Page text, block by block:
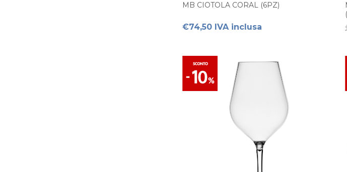
MB CIOTOLA CORAL (6PZ)
€74,50 IVA inclusa